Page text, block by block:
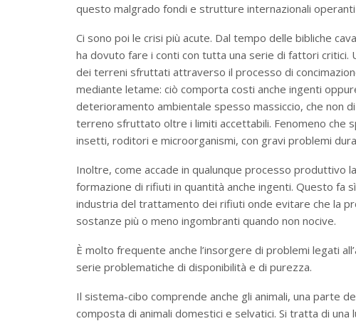
questo malgrado fondi e strutture internazionali
Ci sono poi le crisi più acute. Dal tempo delle bibliche
ha dovuto fare i conti con tutta una serie di fattori
dei terreni sfruttati attraverso il processo di
mediante letame: ciò comporta costi anche ingenti
deterioramento ambientale spesso massiccio, che non
terreno sfruttato oltre i limiti accettabili. Fenomeno che
insetti, roditori e microorganismi, con gravi problemi
Inoltre, come accade in qualunque processo produttivo
formazione di rifiuti in quantità anche ingenti. Questo fa
industria del trattamento dei rifiuti onde evitare che la
sostanze più o meno ingombranti quando non nocive.
È molto frequente anche l’insorgere di problemi legati
serie problematiche di disponibilità e di purezza.
Il sistema-cibo comprende anche gli animali, una parte
composta di animali domestici e selvatici. Si tratta di